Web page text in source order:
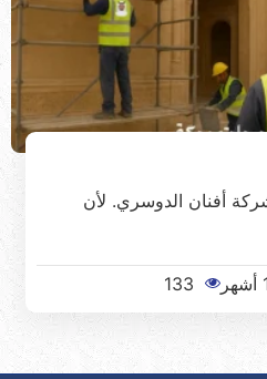
أفنان الدوسري. لأن
133